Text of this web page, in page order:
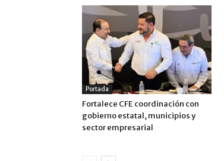
Portada
Fortalece CFE coordinación con
gobierno estatal, municipios y
sector empresarial